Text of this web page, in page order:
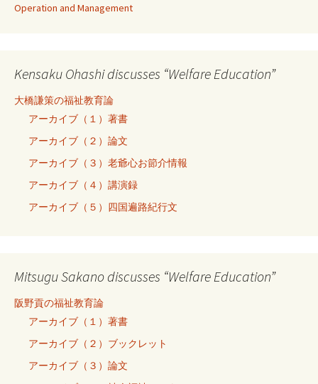
Operation and Management
Kensaku Ohashi discusses “Welfare Education”
大橋謙策の福祉教育論
アーカイブ（１）著書
アーカイブ（２）論文
アーカイブ（３）老爺心お節介情報
アーカイブ（４）講演録
アーカイブ（５）四国遍路紀行文
Mitsugu Sakano discusses “Welfare Education”
阪野貢の福祉教育論
アーカイブ（１）著書
アーカイブ（２）ブックレット
アーカイブ（３）論文